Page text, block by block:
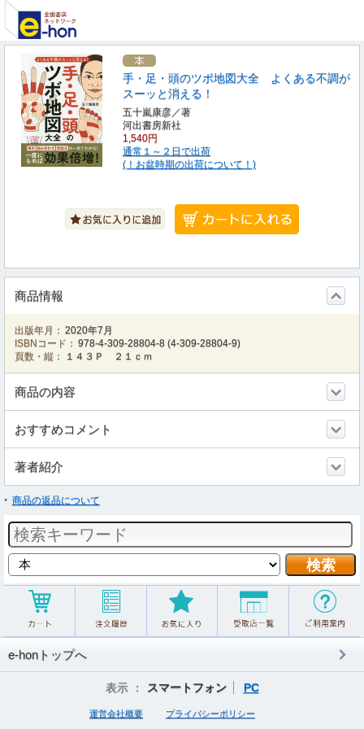
手・足・頭のツボ地図大全 よくある不調が
スーッと消える！
五十嵐康彦／著
河出書房新社
1,540円
通常１～２日で出荷
(！お盆時期の出荷について！)
商品情報
出版年月： 2020年7月
ISBNコード： 978-4-309-28804-8 (4-309-28804-9)
頁数・縦：
１４３Ｐ ２１ｃｍ
商品の内容
おすすめコメント
著者紹介
商品の返品について
e-honトップへ
表示 ： スマートフォン PC
運営会社概要 プライバシーポリシー